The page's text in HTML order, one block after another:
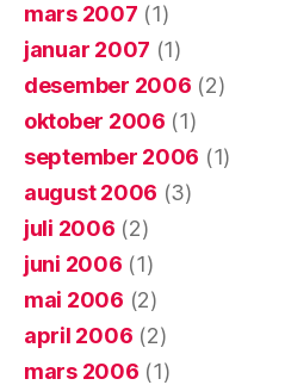
mars 2007 (1)
januar 2007 (1)
desember 2006 (2)
oktober 2006 (1)
september 2006 (1)
august 2006 (3)
juli 2006 (2)
juni 2006 (1)
mai 2006 (2)
april 2006 (2)
mars 2006 (1)